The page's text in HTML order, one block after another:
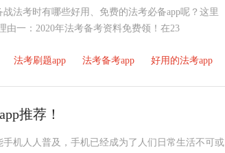
法考时有哪些好用、免费的法考必备app呢？这里
由一：2020年法考备考资料免费领！在23
法考刷题app 法考备考app 好用的法考app
推荐！
机人人普及，手机已经成为了人们日常生活不可或